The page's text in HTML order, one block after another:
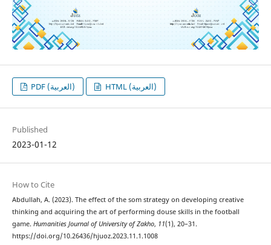
PDF (العربية) HTML (العربية)
Published
2023-01-12
How to Cite
Abdullah, A. (2023). The effect of the som strategy on developing creative
thinking and acquiring the art of performing douse skills in the football
game. Humanities Journal of University of Zakho, 11(1), 20–31.
https://doi.org/10.26436/hjuoz.2023.11.1.1008